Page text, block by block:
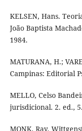
KELSEN, Hans.
João Baptista
1984.
MATURANA, H.;
Campinas: Editorial
MELLO, Celso
jurisdicional. 2. ed.,
MONK, Ray.